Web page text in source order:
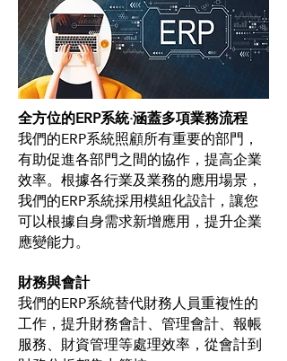
全方位的ERP系統·涵蓋多項業務流程
我們的ERP系統照顧所有重要的部門，
有助促進各部門之間的協作，提高企業
效率。根據各行業及業務的應用場景，
我們的ERP系統採用模組化設計，讓您
可以根據自身需求新增應用，提升企業
應變能力。
財務與會計
我們的ERP系統替代財務人員重複性的
工作，提升財務會計、管理會計、報帳
服務、財資管理等處理效率，從會計到